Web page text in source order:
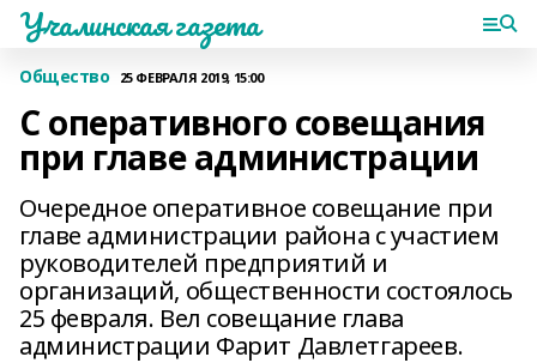
Учалинская газета
Общество 25 ФЕВРАЛЯ 2019, 15:00
С оперативного совещания
при главе администрации
Очередное оперативное совещание при
главе администрации района с участием
руководителей предприятий и
организаций, общественности состоялось
25 февраля. Вел совещание глава
администрации Фарит Давлетгареев.